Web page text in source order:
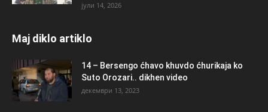
јули 14, 2026
Maj diklo artiklo
14 – Bersengo ćhavo khuvdo ćhurikaja ko
Suto Orozari.. dikhen video
декември 13, 2023